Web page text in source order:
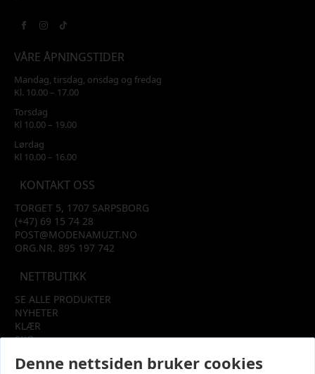
VÅRE ÅPNINGSTIDER
Mandag, tirsdag, onsdag og fredag
Kl. 10.00 – 17.00
Torsdag
Kl 10.00 – 19.00
Lørdag
Kl 10.00 – 16.00
KONTAKT OSS
TORGET 5, 1707 SARPSBORG
(+47) 69 15 74 28
POST@MODENAMUZT.NO
ORG.NR. 895 197 742
NETTBUTIKK
SE ALLE PRODUKTER
NYHETER
KLÆR
SKO
SALG
Denne nettsiden bruker cookies